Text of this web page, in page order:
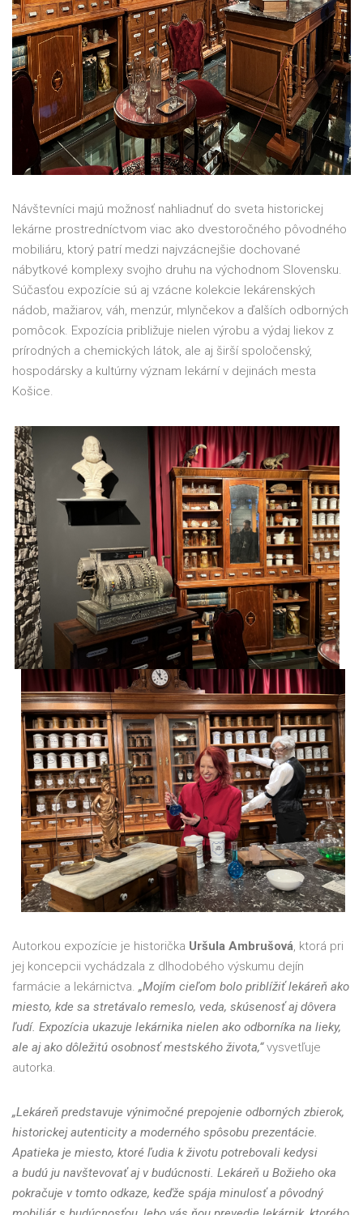
Návštevníci majú možnosť nahliadnuť do sveta historickej
lekárne prostredníctvom viac ako dvestoročného pôvodného
mobiliáru, ktorý patrí medzi najvzácnejšie dochované
nábytkové komplexy svojho druhu na východnom Slovensku.
Súčasťou expozície sú aj vzácne kolekcie lekárenských
nádob, mažiarov, váh, menzúr, mlynčekov a ďalších odborných
pomôcok. Expozícia približuje nielen výrobu a výdaj liekov z
prírodných a chemických látok, ale aj širší spoločenský,
hospodársky a kultúrny význam lekární v dejinách mesta
Košice.
Autorkou expozície je historička Uršula Ambrušová, ktorá pri
jej koncepcii vychádzala z dlhodobého výskumu dejín
farmácie a lekárnictva. „Mojím cieľom bolo priblížiť lekáreň ako
miesto, kde sa stretávalo remeslo, veda, skúsenosť aj dôvera
ľudí. Expozícia ukazuje lekárnika nielen ako odborníka na lieky,
ale aj ako dôležitú osobnosť mestského života,“vysvetľuje
autorka.
„Lekáreň predstavuje výnimočné prepojenie odborných zbierok,
historickej autenticity a moderného spôsobu prezentácie.
Apatieka je miesto, ktoré ľudia k životu potrebovali kedysi
a budú ju navštevovať aj v budúcnosti. Lekáreň u Božieho oka
pokračuje v tomto odkaze, keďže spája minulosť a pôvodný